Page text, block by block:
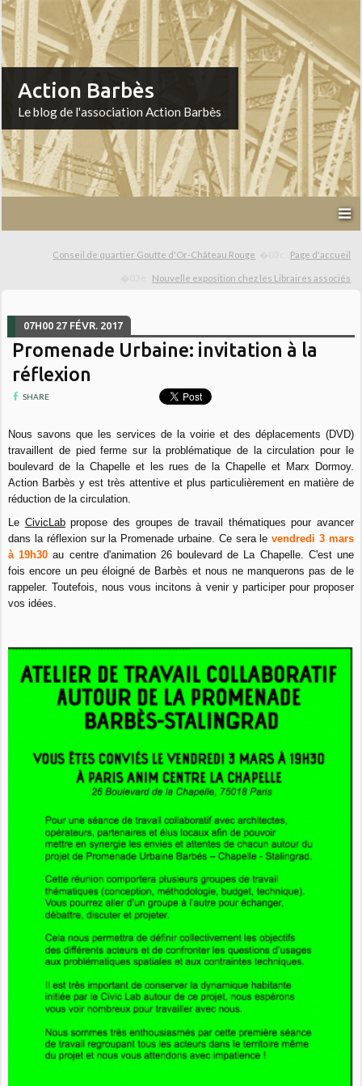
Action Barbès
Le blog de l'association Action Barbès
Conseil de quartier Goutte d'Or-Château Rouge Page d'accueil
Nouvelle exposition chez les Libraires associés
07H00 27 FÉVR. 2017
Promenade Urbaine: invitation à la
réflexion
SHARE
Nous savons que les services de la voirie et des déplacements (DVD)
travaillent de pied ferme sur la problématique de la circulation pour le
boulevard de la Chapelle et les rues de la Chapelle et Marx Dormoy.
Action Barbès y est très attentive et plus particulièrement en matière de
réduction de la circulation.
Le CivicLabpropose des groupes de travail thématiques pour avancer
dans la réflexion sur la Promenade urbaine. Ce sera levendredi 3 mars
à 19h30 au centre d'animation 26 boulevard de La Chapelle. C'est une
fois encore un peu éloigné de Barbès et nous ne manquerons pas de le
rappeler. Toutefois, nous vous incitons à venir y participer pour proposer
vos idées.